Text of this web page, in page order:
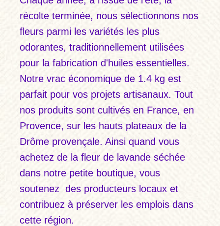
récolte terminée, nous sélectionnons nos
fleurs parmi les variétés les plus
odorantes, traditionnellement utilisées
pour la fabrication d'huiles essentielles.
Notre vrac économique de 1.4 kg est
parfait pour vos projets artisanaux. Tout
nos produits sont cultivés en France, en
Provence, sur les hauts plateaux de la
Drôme provençale. Ainsi quand vous
achetez de la fleur de lavande séchée
dans notre petite boutique, vous
soutenez des producteurs locaux et
contribuez à préserver les emplois dans
cette région.